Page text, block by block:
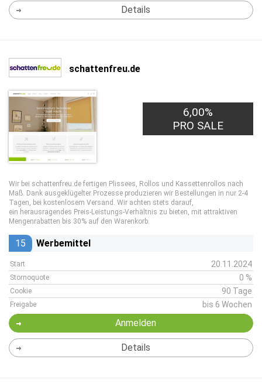
Details
schattenfreu.de
6,00%
PRO SALE
Wir bei schattenfreu.de fertigen Plissees, Rollos und Kassettenrollos nach
Maß. Dank ausgeklügelter Prozesse produzieren wir Bestellungen in nur 2-4
Tagen, bei kostenlosem Versand. Wir achten stets darauf,
ein herausragendes Preis-Leistungs-Verhältnis zu bieten, mit attraktiven
Mengenrabatten bis 30% auf den Warenkorb.
15 Werbemittel
Start 20.11.2024
Stornoquote 0 %
Cookie 90 Tage
Freigabe bis 6 Wochen
Anmelden
Details